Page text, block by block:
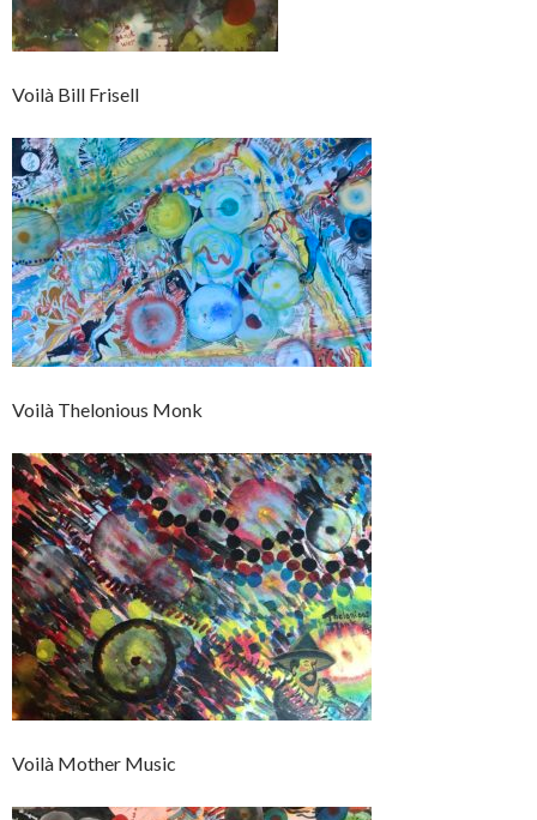
Voilà Bill Frisell
Voilà Thelonious Monk
Voilà Mother Music